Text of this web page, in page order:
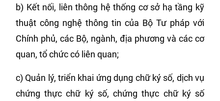
b) Kết nối, liên thông hệ thống cơ sở hạ tầng kỹ
thuật công nghệ thông tin của Bộ Tư pháp với
Chính phủ, các Bộ, ngành, địa phương và các cơ
quan, tổ chức có liên quan;
c) Quản lý, triển khai ứng dụng chữ ký số, dịch vụ
chứng thực chữ ký số, chứng thực chữ ký số